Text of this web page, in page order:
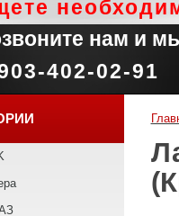
нам и
402-02-91